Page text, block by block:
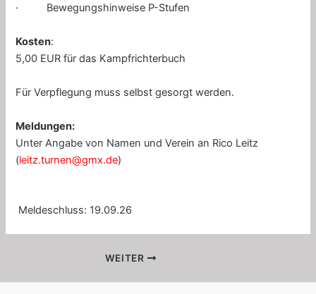
· Bewegungshinweise P-Stufen
Kosten:
5,00 EUR für das Kampfrichterbuch
Für Verpflegung muss selbst gesorgt werden.
Meldungen:
Unter Angabe von Namen und Verein an Rico Leitz
(leitz.turnen@gmx.de)
Meldeschluss: 19.09.26
WEITER